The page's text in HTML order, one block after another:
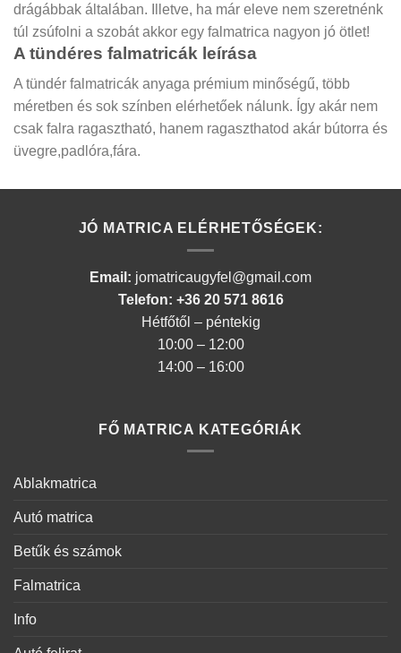
drágábbak általában. Illetve, ha már eleve nem szeretnénk
túl zsúfolni a szobát akkor egy falmatrica nagyon jó ötlet!
A tündéres falmatricák leírása
A tündér falmatricák anyaga prémium minőségű, több
méretben és sok színben elérhetőek nálunk. Így akár nem
csak falra ragasztható, hanem ragaszthatod akár bútorra és
üvegre,padlóra,fára.
JÓ MATRICA ELÉRHETŐSÉGEK:
Email: jomatricaugyfel@gmail.com
Telefon: +36 20 571 8616
Hétfőtől – péntekig
10:00 – 12:00
14:00 – 16:00
FŐ MATRICA KATEGÓRIÁK
Ablakmatrica
Autó matrica
Betűk és számok
Falmatrica
Info